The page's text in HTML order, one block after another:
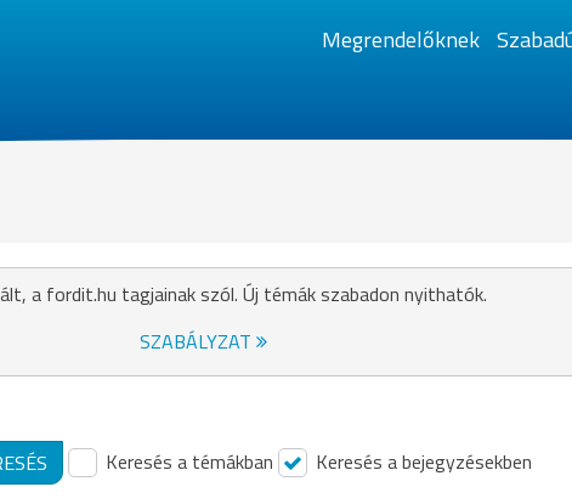
Megrendelőknek
a fordit.hu tagjainak szól. Új témák szabadon nyithatók.
SZABÁLYZAT
Keresés a témákban Keresés a bejegyzésekben